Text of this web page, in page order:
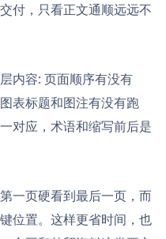
付，只看正文通顺远远不
内容: 页面顺序有没有
表标题和图注有没有跑
对应，术语和缩写前后是
一页硬看到最后一页，而
位置。这样更省时间，也